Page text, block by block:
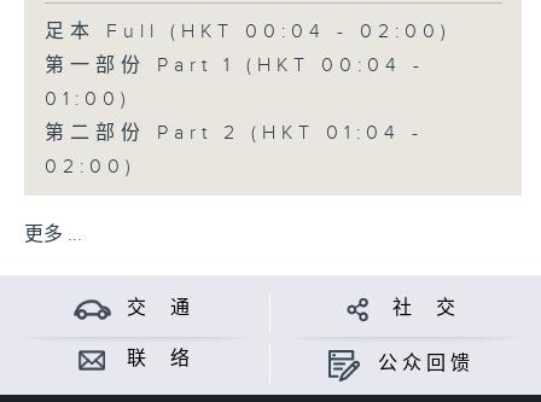
足本 Full (HKT 00:04 - 02:00)
第一部份 Part 1 (HKT 00:04 -
01:00)
第二部份 Part 2 (HKT 01:04 -
02:00)
更多 ...
交 通 社 交
联 络 公众回馈